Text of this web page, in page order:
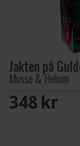
Jakten på
Musse & Helium
348 SEK